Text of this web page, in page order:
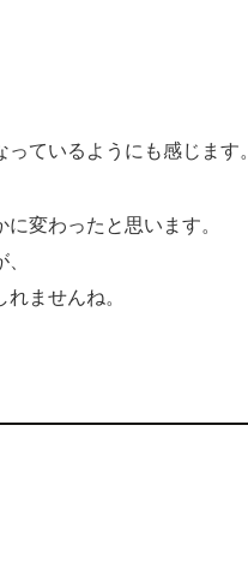
ているようにも感じます。
変わったと思います。
ませんね。